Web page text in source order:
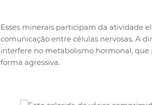
Esses minerais participam da atividade
comunicação entre células nervosas. A
interfere no metabolismo hormonal,
forma agressiva.